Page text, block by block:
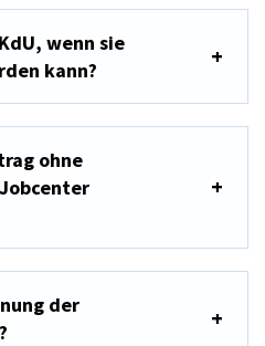
wenn sie
kann?
ohne
der